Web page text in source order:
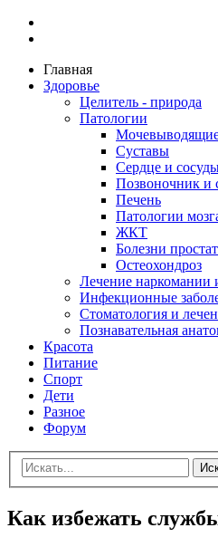
Главная
Здоровье
Целитель - природа
Патологии
Суставы
Сердце и
Позвоночник и
Печень
Патологии
ЖКТ
Болезни
Остеохондроз
Лечение наркомании
Инфекционные
Стоматология и
Познавательная
Красота
Питание
Спорт
Дети
Разное
Форум
Как избежать